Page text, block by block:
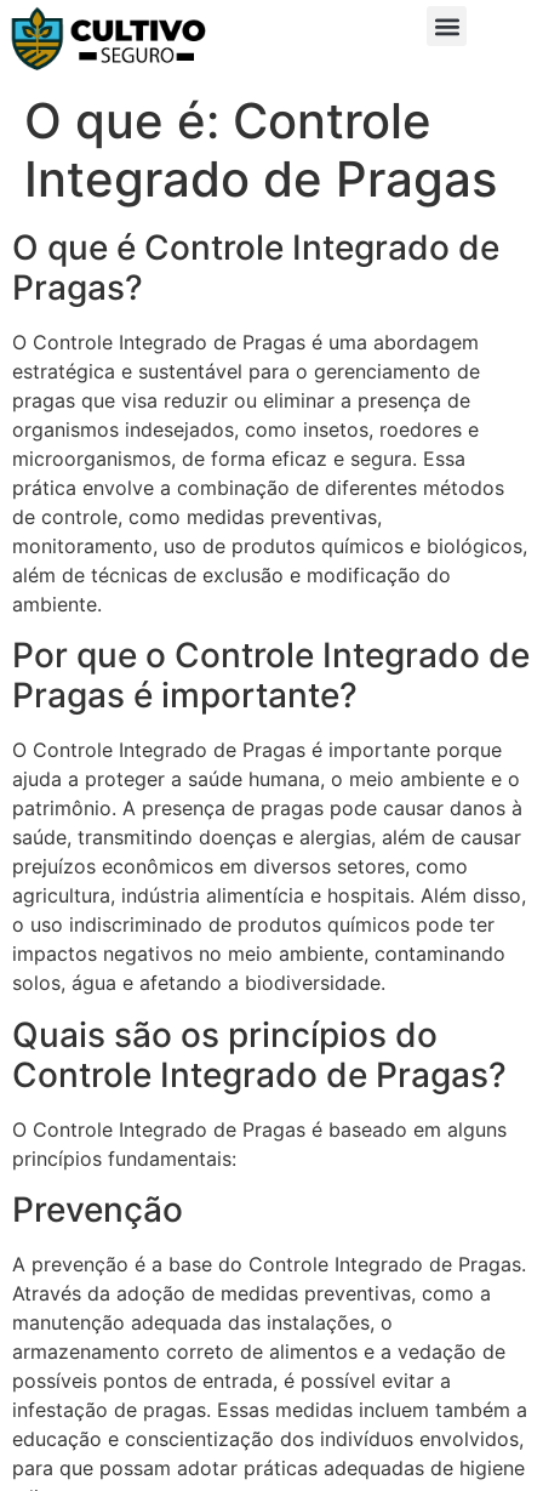
O que é: Controle
Integrado de Pragas
O que é Controle Integrado de
Pragas?
O Controle Integrado de Pragas é uma abordagem
estratégica e sustentável para o gerenciamento de
pragas que visa reduzir ou eliminar a presença de
organismos indesejados, como insetos, roedores e
microorganismos, de forma eficaz e segura. Essa
prática envolve a combinação de diferentes métodos
de controle, como medidas preventivas,
monitoramento, uso de produtos químicos e biológicos,
além de técnicas de exclusão e modificação do
ambiente.
Por que o Controle Integrado de
Pragas é importante?
O Controle Integrado de Pragas é importante porque
ajuda a proteger a saúde humana, o meio ambiente e o
patrimônio. A presença de pragas pode causar danos à
saúde, transmitindo doenças e alergias, além de causar
prejuízos econômicos em diversos setores, como
agricultura, indústria alimentícia e hospitais. Além disso,
o uso indiscriminado de produtos químicos pode ter
impactos negativos no meio ambiente, contaminando
solos, água e afetando a biodiversidade.
Quais são os princípios do
Controle Integrado de Pragas?
O Controle Integrado de Pragas é baseado em alguns
princípios fundamentais:
Prevenção
A prevenção é a base do Controle Integrado de Pragas.
Através da adoção de medidas preventivas, como a
manutenção adequada das instalações, o
armazenamento correto de alimentos e a vedação de
possíveis pontos de entrada, é possível evitar a
infestação de pragas. Essas medidas incluem também a
educação e conscientização dos indivíduos envolvidos,
para que possam adotar práticas adequadas de higiene